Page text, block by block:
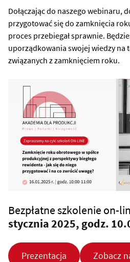
Dołączając do naszego webinaru,
przygotować się do zamknięcia
proces przebiegał sprawnie.
uporządkowania swojej wiedzy na
związanych z zamknięciem roku.
Bezpłatne szkolenie on-
stycznia 2025, godz.
Prezentacja Zobacz